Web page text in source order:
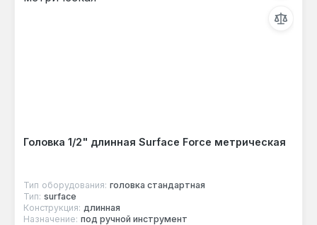
Головка 1/2" длинная Surface Force метрическая
Тип оборудования: головка стандартная
Тип: surface
Конструкция: длинная
Назначение: под ручной инструмент